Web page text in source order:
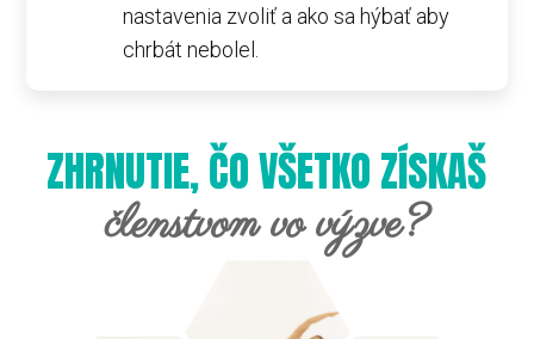
nastavenia zvoliť a ako sa hýbať aby
chrbát nebolel.
ZHRNUTIE, ČO VŠETKO ZÍSKAŠ
členstvom vo výzve?